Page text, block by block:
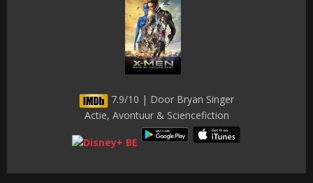
7.9/10 | Door Bryan Singer
Actie, Avontuur & Sciencefiction